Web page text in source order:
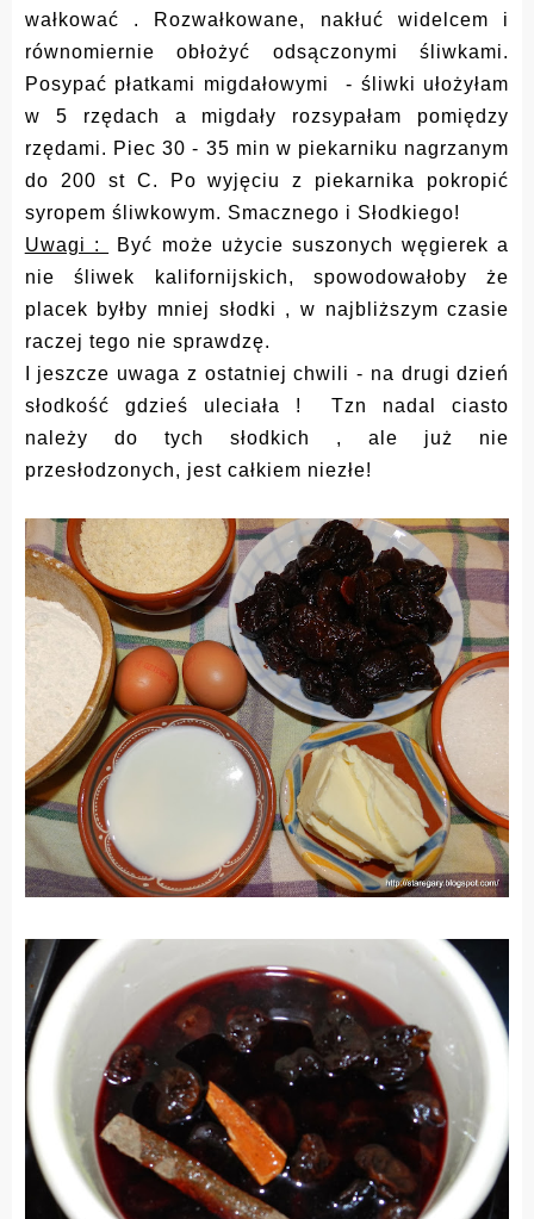
wałkować . Rozwałkowane, nakłuć widelcem i
równomiernie obłożyć odsączonymi śliwkami.
Posypać płatkami migdałowymi - śliwki ułożyłam
w 5 rzędach a migdały rozsypałam pomiędzy
rzędami. Piec 30 - 35 min w piekarniku nagrzanym
do 200 st C. Po wyjęciu z piekarnika pokropić
syropem śliwkowym. Smacznego i Słodkiego!
Uwagi :
Być może użycie suszonych węgierek a
nie śliwek kalifornijskich, spowodowałoby że
placek byłby mniej słodki , w najbliższym czasie
raczej tego nie sprawdzę.
I jeszcze uwaga z ostatniej chwili - na drugi dzień
słodkość gdzieś uleciała ! Tzn nadal ciasto
należy do tych słodkich , ale już nie
przesłodzonych, jest całkiem niezłe!